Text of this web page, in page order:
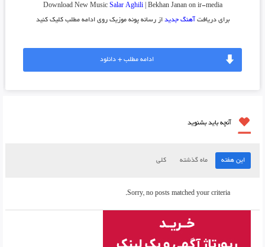
Download New Music Salar Aghili| Bekhan Janan on ir-media
برای دریافت آهنگ جدید از رسانه پونه موزیک روی ادامه مطلب کلیک کنید
ادامه مطلب + دانلود
آنچه باید بشنوید
این هفته ماه گذشته کلی
Sorry, no posts matched your criteria.